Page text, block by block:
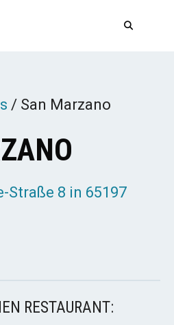
/ San Marzano
Straße 8 in 65197
RESTAURANT: